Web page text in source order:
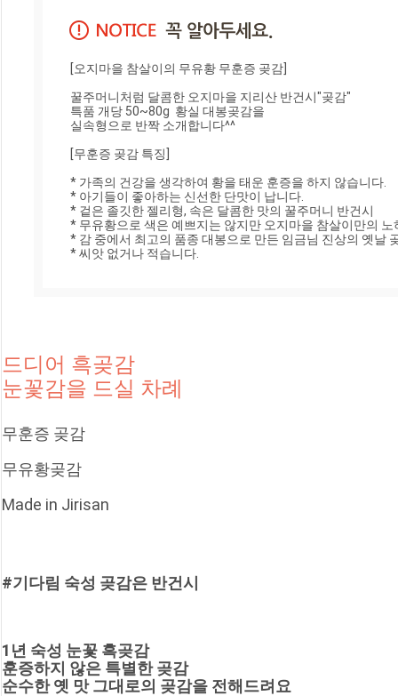
[오지마을 참살이의 무유황 무훈증 곶감]
꿀주머니처럼 달콤한 오지마을 지리산 반건시"곶감"
특품 개당 50~80g  황실 대봉곶감을
실속형으로 반짝 소개합니다^^
[무훈증 곶감 특징]
* 가족의 건강을 생각하여 황을 태운 훈증을 하지 않습니다.
* 아기들이 좋아하는 신선한 단맛이 납니다.
* 겉은 졸깃한 젤리형, 속은 달콤한 맛의 꿀주머니 반건시
* 무유황으로 색은 예쁘지는 않지만 오지마을 참살이만의 노
* 감 중에서 최고의 품종 대봉으로 만든 임금님 진상의 옛날
* 씨앗 없거나 적습니다.
드디어 흑곶감
눈꽃감을 드실 차례
무훈증 곶감
무유황곶감
Made in Jirisan
#기다림 숙성 곶감은 반건시
1년 숙성 눈꽃 흑곶감
훈증하지 않은 특별한 곶감
순수한 옛 맛 그대로의 곶감을 전해드려요